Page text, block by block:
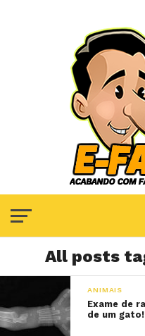
All posts
ANIMAIS
Exame de
de um